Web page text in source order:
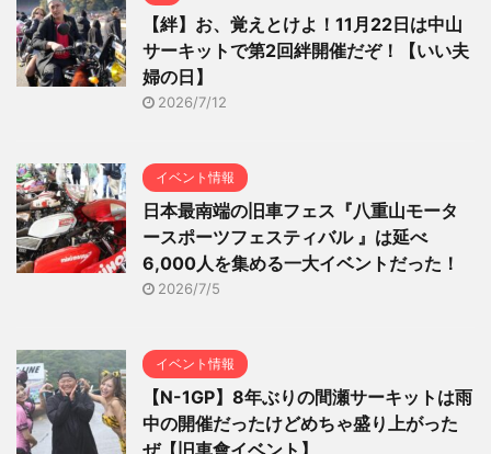
【絆】お、覚えとけよ！11月22日は中山
サーキットで第2回絆開催だぞ！【いい夫
婦の日】
2026/7/12
イベント情報
日本最南端の旧車フェス『八重山モータ
ースポーツフェスティバル 』は延べ
6,000人を集める一大イベントだった！
2026/7/5
イベント情報
【N-1GP】8年ぶりの間瀬サーキットは雨
中の開催だったけどめちゃ盛り上がった
ぜ【旧車會イベント】